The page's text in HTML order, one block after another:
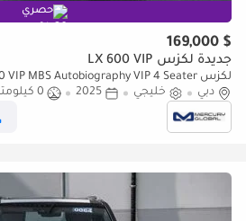
حصري
$ 169,000
جديدة لكزس LX 600 VIP
لكزس LX 600 VIP MBS Autobiography VIP 4 Seater (للتصدير فقط)
دبي
خليجي 2025
0 كيلومتر